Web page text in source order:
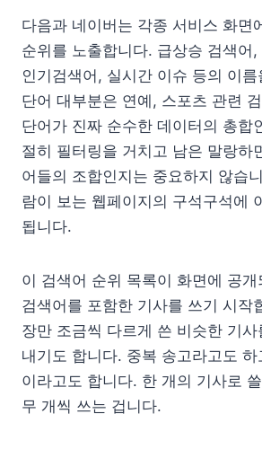
다음과 네이버는 각종 서비스 화면
순위를 노출합니다. 급상승 검색어
인기검색어, 실시간 이슈 등의 이
단어 대부분은 연예, 스포츠 관련
단어가 진짜 순수한 데이터의 총합
절히 필터링을 거치고 남은 말랑하
어들의 조합인지는 중요하지 않습
람이 보는 웹페이지의 구석구석에
됩니다.
이 검색어 순위 목록이 화면에 공
검색어를 포함한 기사를 쓰기 시작
장만 조금씩 다르게 쓴 비슷한 기
내기도 합니다. 중복 송고라고도
이라고도 합니다. 한 개의 기사로
무 개씩 쓰는 겁니다.